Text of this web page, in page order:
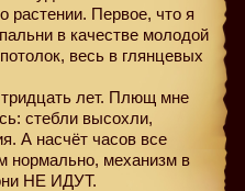
растении. Первое, что я
в качестве молодой
весь в глянцевых
лет. Плющ мне
стебли высохли,
А насчёт часов все
нормально, механизм в
НЕ ИДУТ.